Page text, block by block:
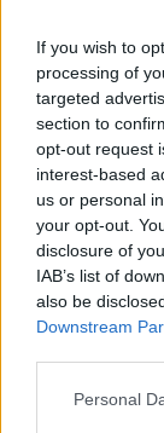
If you wish to
processing of
targeted
section to
opt-out request
interest-based
us or personal
your opt-out.
disclosure of
IAB’s list of
also be
Downstream
Please note
Personal
CALCIO